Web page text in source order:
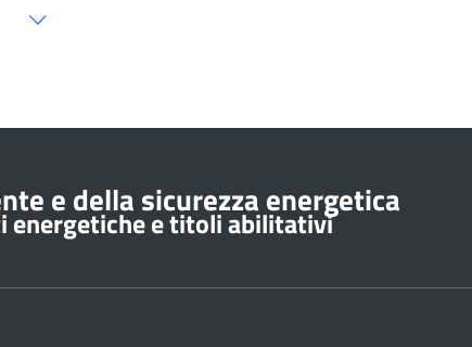
e della sicurezza energetica
energetiche e titoli abilitativi